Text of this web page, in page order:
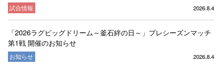
試合情報 2026.8.4
「2026ラグビッグドリーム～釜石絆の日～」プレシーズンマッチ
第1戦 開催のお知らせ
お知らせ 2026.8.4